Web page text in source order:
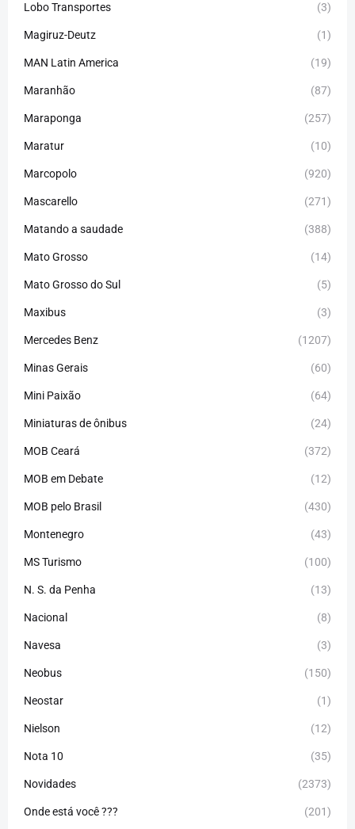
Lobo Transportes (3)
Magiruz-Deutz (1)
MAN Latin America (19)
Maranhão (87)
Maraponga (257)
Maratur (10)
Marcopolo (920)
Mascarello (271)
Matando a saudade (388)
Mato Grosso (14)
Mato Grosso do Sul (5)
Maxibus (3)
Mercedes Benz (1207)
Minas Gerais (60)
Mini Paixão (64)
Miniaturas de ônibus (24)
MOB Ceará (372)
MOB em Debate (12)
MOB pelo Brasil (430)
Montenegro (43)
MS Turismo (100)
N. S. da Penha (13)
Nacional (8)
Navesa (3)
Neobus (150)
Neostar (1)
Nielson (12)
Nota 10 (35)
Novidades (2373)
Onde está você ??? (201)